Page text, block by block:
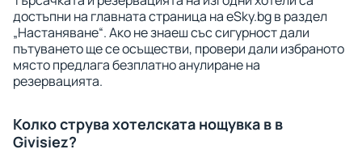
достъпни на главната страница на eSky.bg в раздел
„Настаняване“. Ако не знаеш със сигурност дали
пътуването ще се осъществи, провери дали избраното
място предлага безплатно анулиране на
резервацията.
Колко струва хотелската нощувка в в
Givisiez?